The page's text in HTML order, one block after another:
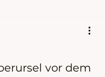
vor dem